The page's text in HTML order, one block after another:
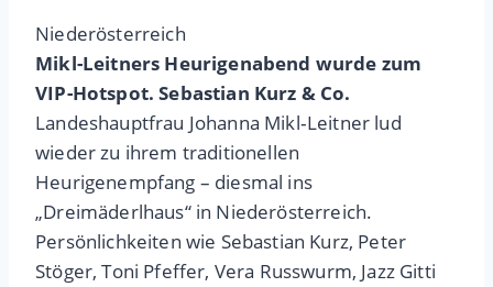
Niederösterreich
Mikl-Leitners Heurigenabend wurde zum
VIP-Hotspot. Sebastian Kurz & Co.
Landeshauptfrau Johanna Mikl‑Leitner lud
wieder zu ihrem traditionellen
Heurigenempfang – diesmal ins
„Dreimäderlhaus“ in Niederösterreich.
Persönlichkeiten wie Sebastian Kurz, Peter
Stöger, Toni Pfeffer, Vera Russwurm, Jazz Gitti